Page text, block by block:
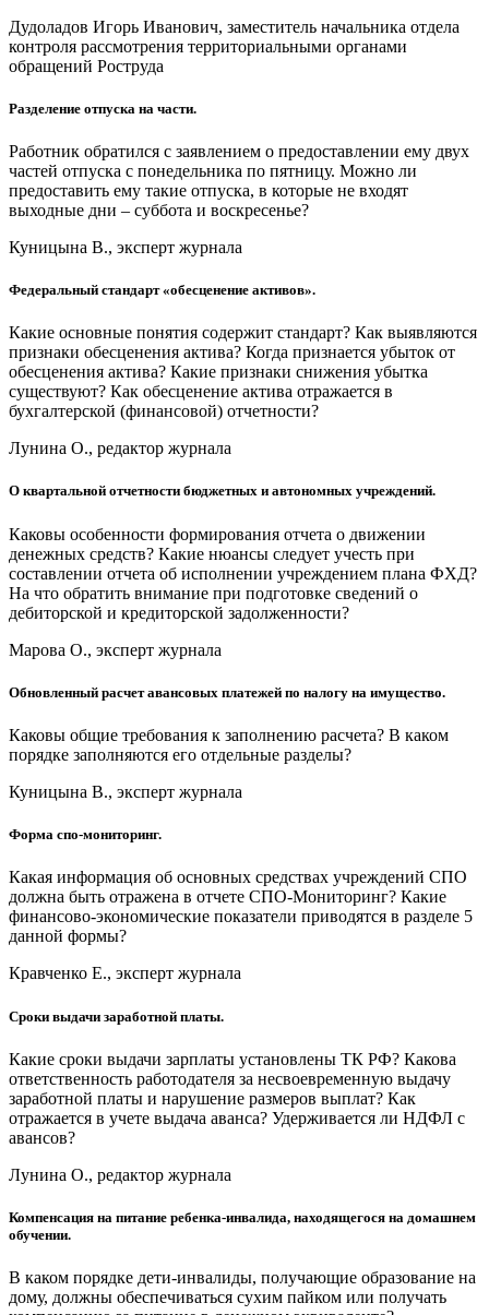
Дудоладов Игорь Иванович, заместитель начальника отдела
контроля рассмотрения территориальными органами
обращений Роструда
Разделение отпуска на части.
Работник обратился с заявлением о предоставлении ему двух
частей отпуска с понедельника по пятницу. Можно ли
предоставить ему такие отпуска, в которые не входят
выходные дни – суббота и воскресенье?
Куницына В., эксперт журнала
Федеральный стандарт «обесценение активов».
Какие основные понятия содержит стандарт? Как выявляются
признаки обесценения актива? Когда признается убыток от
обесценения актива? Какие признаки снижения убытка
существуют? Как обесценение актива отражается в
бухгалтерской (финансовой) отчетности?
Лунина О., редактор журнала
О квартальной отчетности бюджетных и автономных учреждений.
Каковы особенности формирования отчета о движении
денежных средств? Какие нюансы следует учесть при
составлении отчета об исполнении учреждением плана ФХД?
На что обратить внимание при подготовке сведений о
дебиторской и кредиторской задолженности?
Марова О., эксперт журнала
Обновленный расчет авансовых платежей по налогу на имущество.
Каковы общие требования к заполнению расчета? В каком
порядке заполняются его отдельные разделы?
Куницына В., эксперт журнала
Форма спо-мониторинг.
Какая информация об основных средствах учреждений СПО
должна быть отражена в отчете СПО-Мониторинг? Какие
финансово-экономические показатели приводятся в разделе 5
данной формы?
Кравченко Е., эксперт журнала
Сроки выдачи заработной платы.
Какие сроки выдачи зарплаты установлены ТК РФ? Какова
ответственность работодателя за несвоевременную выдачу
заработной платы и нарушение размеров выплат? Как
отражается в учете выдача аванса? Удерживается ли НДФЛ с
авансов?
Лунина О., редактор журнала
Компенсация на питание ребенка-инвалида, находящегося на домашнем
обучении.
В каком порядке дети-инвалиды, получающие образование на
дому, должны обеспечиваться сухим пайком или получать